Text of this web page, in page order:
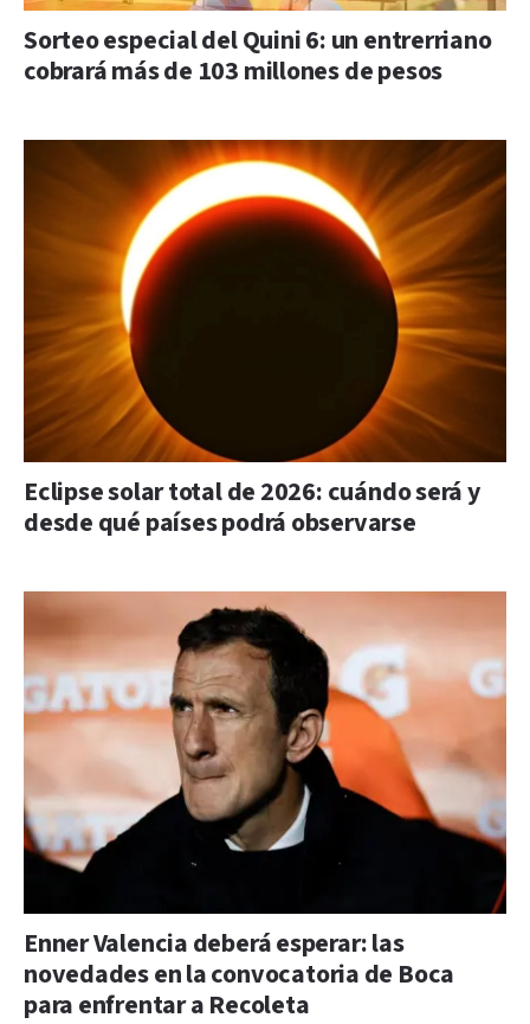
Sorteo especial del Quini 6: un entrerriano
cobrará más de 103 millones de pesos
Eclipse solar total de 2026: cuándo será y
desde qué países podrá observarse
Enner Valencia deberá esperar: las
novedades en la convocatoria de Boca
para enfrentar a Recoleta